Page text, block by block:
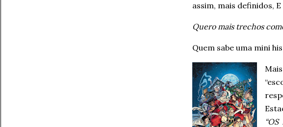
assim, mais definidos,
Quero mais trechos
Quem sabe uma mini